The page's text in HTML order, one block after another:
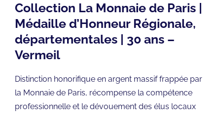
Collection La Monnaie de Paris |
Médaille d’Honneur Régionale,
départementales | 30 ans –
Vermeil
Distinction honorifique en argent massif frappée par
la Monnaie de Paris, récompense la compétence
professionnelle et le dévouement des élus locaux